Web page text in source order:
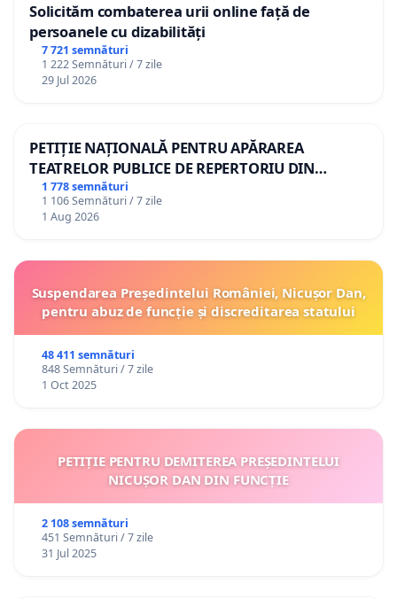
Solicităm combaterea urii online față de
persoanele cu dizabilități
7 721 semnături
1 222 Semnături / 7 zile
29 Jul 2026
PETIȚIE NAȚIONALĂ PENTRU APĂRAREA
TEATRELOR PUBLICE DE REPERTORIU DIN
ROMÂNIA
1 778 semnături
1 106 Semnături / 7 zile
1 Aug 2026
Suspendarea Președintelui României, Nicușor Dan,
pentru abuz de funcție și discreditarea statului
48 411 semnături
848 Semnături / 7 zile
1 Oct 2025
PETIȚIE PENTRU DEMITEREA PREȘEDINTELUI
NICUȘOR DAN DIN FUNCȚIE
2 108 semnături
451 Semnături / 7 zile
31 Jul 2025